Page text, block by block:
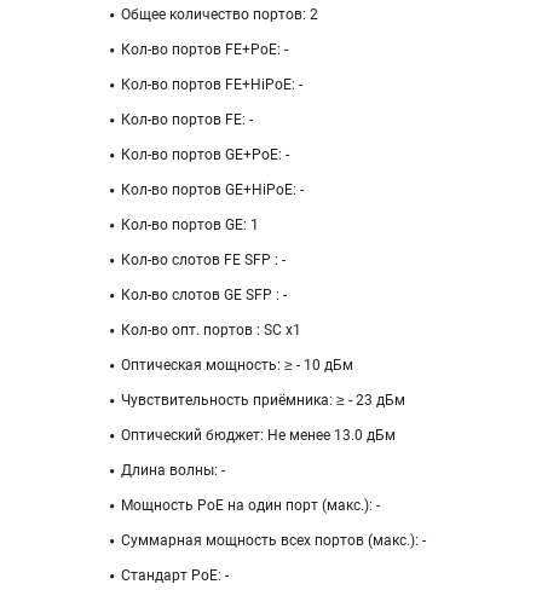
Общее количество портов: 2
Кол-во портов FE+PoE: -
Кол-во портов FE+HiPoE: -
Кол-во портов FE: -
Кол-во портов GE+PoE: -
Кол-во портов GE+HiPoE: -
Кол-во портов GE: 1
Кол-во слотов FE SFP : -
Кол-во слотов GE SFP : -
Кол-во опт. портов : SC x1
Оптическая мощность: ≥ - 10 дБм
Чувствительность приёмника: ≥ - 23 дБм
Оптический бюджет: Не менее 13.0 дБм
Длина волны: -
Мощность PoE на один порт (макс.): -
Суммарная мощность всех портов (макс.): -
Стандарт PoE: -